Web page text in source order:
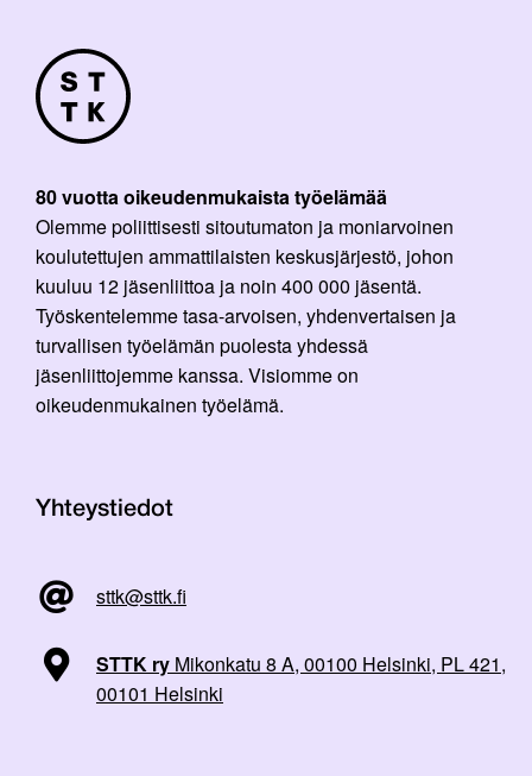
80 vuotta oikeudenmukaista työelämää
Olemme poliittisesti sitoutumaton ja moniarvoinen
koulutettujen ammattilaisten keskusjärjestö, johon
kuuluu 12 jäsenliittoa ja noin 400 000 jäsentä.
Työskentelemme tasa-arvoisen, yhdenvertaisen ja
turvallisen työelämän puolesta yhdessä
jäsenliittojemme kanssa. Visiomme on
oikeudenmukainen työelämä.
Yhteystiedot
sttk@sttk.fi
STTK ry Mikonkatu 8 A, 00100 Helsinki, PL 421,
00101 Helsinki